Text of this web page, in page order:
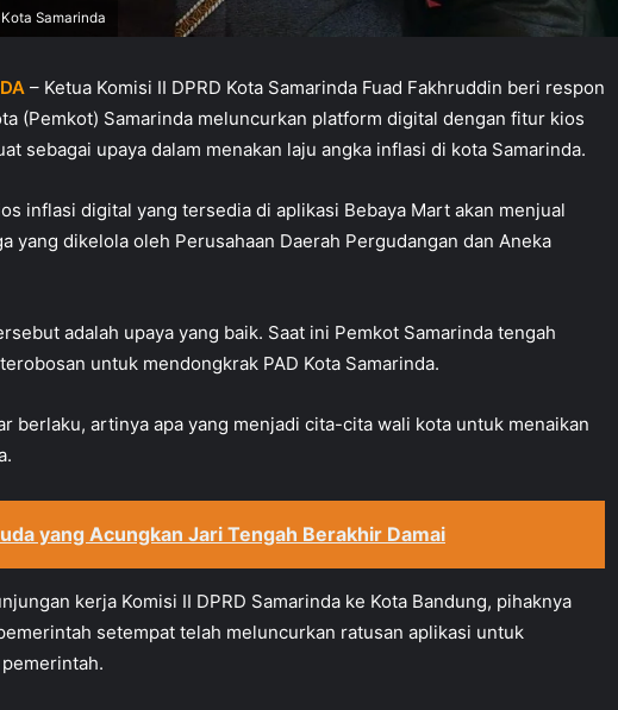
Samarinda
– Ketua Komisi II DPRD Kota Samarinda Fuad Fakhruddin beri respon
(Pemkot) Samarinda meluncurkan platform digital dengan fitur kios
sebagai upaya dalam menakan laju angka inflasi di kota Samarinda.
inflasi digital yang tersedia di aplikasi Bebaya Mart akan menjual
yang dikelola oleh Perusahaan Daerah Pergudangan dan Aneka
adalah upaya yang baik. Saat ini Pemkot Samarinda tengah
untuk mendongkrak PAD Kota Samarinda.
berlaku, artinya apa yang menjadi cita-cita wali kota untuk menaikan
yang Acungkan Jari Tengah Berakhir Damai
kerja Komisi II DPRD Samarinda ke Kota Bandung, pihaknya
setempat telah meluncurkan ratusan aplikasi untuk